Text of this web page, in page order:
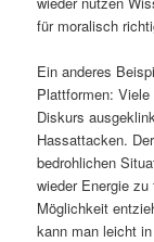
g
en
n
für moralisch
Ein anderes
Plattformen:
Diskurs
Hassattacken.
bedrohlichen
wieder Energie
Möglichkeit
kann man leicht